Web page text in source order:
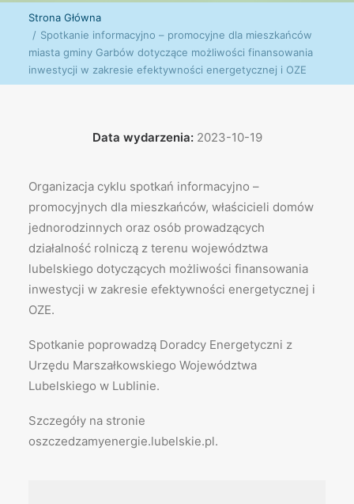
Strona Główna
Spotkanie informacyjno – promocyjne dla mieszkańców
miasta gminy Garbów dotyczące możliwości finansowania
inwestycji w zakresie efektywności energetycznej i OZE
Data wydarzenia:2023-10-19
Organizacja cyklu spotkań informacyjno –
promocyjnych dla mieszkańców, właścicieli domów
jednorodzinnych oraz osób prowadzących
działalność rolniczą z terenu województwa
lubelskiego dotyczących możliwości finansowania
inwestycji w zakresie efektywności energetycznej i
OZE.
Spotkanie poprowadzą Doradcy Energetyczni z
Urzędu Marszałkowskiego Województwa
Lubelskiego w Lublinie.
Szczegóły na stronie
oszczedzamyenergie.lubelskie.pl.